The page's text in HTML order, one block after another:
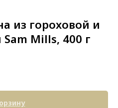
из гороховой и
Mills, 400 г